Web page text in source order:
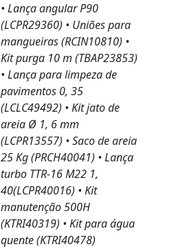
• Lança angular P90
(LCPR29360) • Uniões para
mangueiras (RCIN10810) •
Kit purga 10 m (TBAP23853)
• Lança para limpeza de
pavimentos 0, 35
(LCLC49492) • Kit jato de
areia Ø 1, 6 mm
(LCPR13557) • Saco de areia
25 Kg (PRCH40041) • Lança
turbo TTR-16 M22 1,
40(LCPR40016) • Kit
manutenção 500H
(KTRI40319) • Kit para água
quente (KTRI40478)